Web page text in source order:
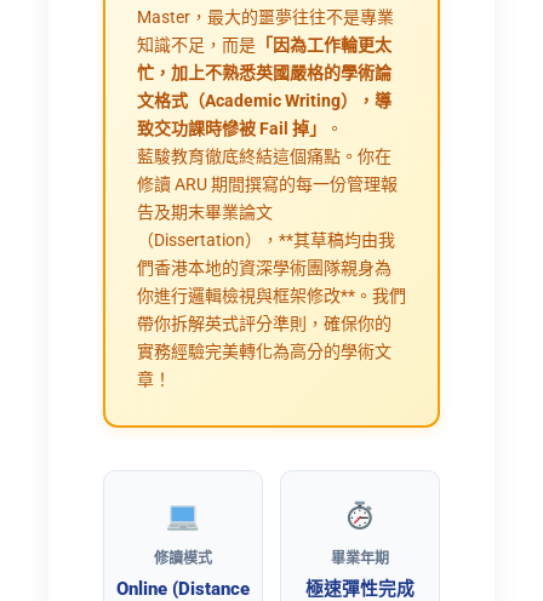
Master，最大的噩夢往往不是專業
知識不足，而是 「因為工作輪更太
忙，加上不熟悉英國嚴格的學術論
文格式（Academic Writing），導
致交功課時慘被 Fail 掉」
。
藍駿教育徹底終結這個痛點。你在
修讀 ARU 期間撰寫的每一份管理報
告及期末畢業論文
（Dissertation），**其草稿均由我
們香港本地的資深學術團隊親身為
你進行邏輯檢視與框架修改**。我們
帶你拆解英式評分準則，確保你的
實務經驗完美轉化為高分的學術文
章！
修讀模式
Online (Distance
畢業年期
極速彈性完成